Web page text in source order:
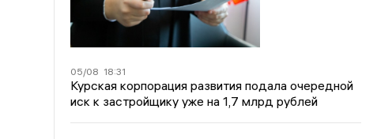
05/08 18:31
Курская корпорация развития подала очередной
иск к застройщику уже на 1,7 млрд рублей